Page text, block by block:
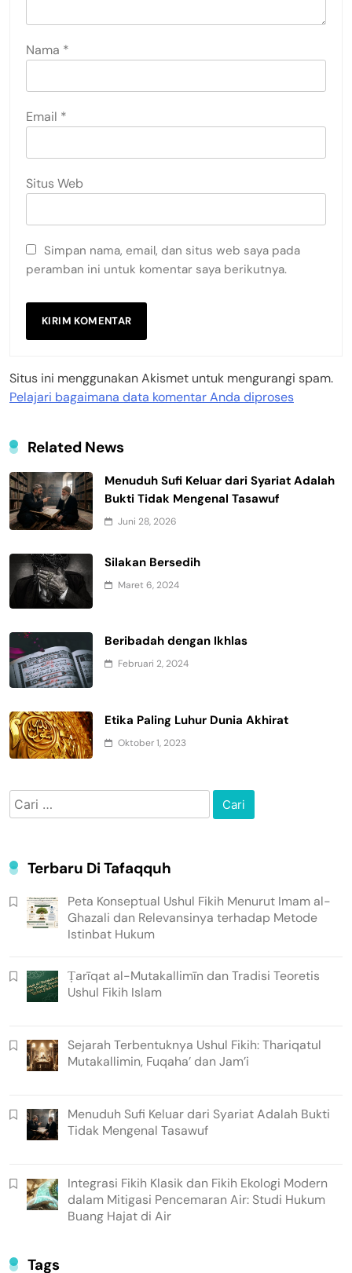
Nama *
Email *
Situs Web
Simpan nama, email, dan situs web saya pada
peramban ini untuk komentar saya berikutnya.
Situs ini menggunakan Akismet untuk mengurangi spam.
Pelajari bagaimana data komentar Anda diproses
Related News
Menuduh Sufi Keluar dari Syariat Adalah
Bukti Tidak Mengenal Tasawuf
Juni 28, 2026
Silakan Bersedih
Maret 6, 2024
Beribadah dengan Ikhlas
Februari 2, 2024
Etika Paling Luhur Dunia Akhirat
Oktober 1, 2023
Cari
untuk:
Terbaru Di Tafaqquh
Peta Konseptual Ushul Fikih Menurut Imam al-
Ghazali dan Relevansinya terhadap Metode
Istinbat Hukum
Ṭarīqat al-Mutakallimīn dan Tradisi Teoretis
Ushul Fikih Islam
Sejarah Terbentuknya Ushul Fikih: Thariqatul
Mutakallimin, Fuqaha’ dan Jam’i
Menuduh Sufi Keluar dari Syariat Adalah Bukti
Tidak Mengenal Tasawuf
Integrasi Fikih Klasik dan Fikih Ekologi Modern
dalam Mitigasi Pencemaran Air: Studi Hukum
Buang Hajat di Air
Tags